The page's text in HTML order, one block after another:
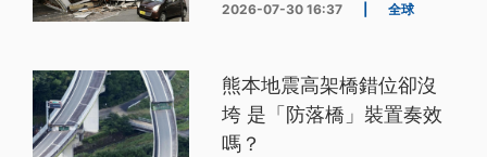
2026-07-30 16:37 全球
熊本地震高架橋錯位卻沒
垮 是「防落橋」裝置奏效
嗎？